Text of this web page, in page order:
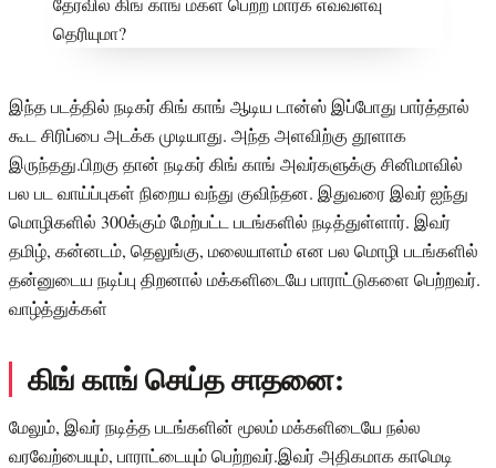
இந்த படத்தில் நடிகர் கிங் காங் ஆடிய டான்ஸ் இப்போது பார்த்தால்
கூட சிரிப்பை அடக்க முடியாது. அந்த அளவிற்கு தூளாக
இருந்தது.பிறகு தான் நடிகர் கிங் காங் அவர்களுக்கு சினிமாவில்
பல பட வாய்ப்புகள் நிறைய வந்து குவிந்தன. இதுவரை இவர் ஐந்து
மொழிகளில் 300க்கும் மேற்பட்ட படங்களில் நடித்துள்ளார். இவர்
தமிழ், கன்னடம், தெலுங்கு, மலையாளம் என பல மொழி படங்களில்
தன்னுடைய நடிப்பு திறனால் மக்களிடையே பாராட்டுகளை பெற்றவர்.
வாழ்த்துக்கள்
கிங் காங் செய்த சாதனை:
மேலும், இவர் நடித்த படங்களின் மூலம் மக்களிடையே நல்ல
வரவேற்பையும், பாராட்டையும் பெற்றவர்.இவர் அதிகமாக காமெடி